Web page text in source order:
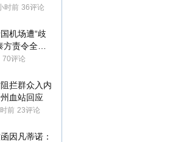
时前 36评论
机场遭“歧
责令全面
采取最严厉
70评论
拦群众入内
血站回应
前 23评论
因凡蒂诺：